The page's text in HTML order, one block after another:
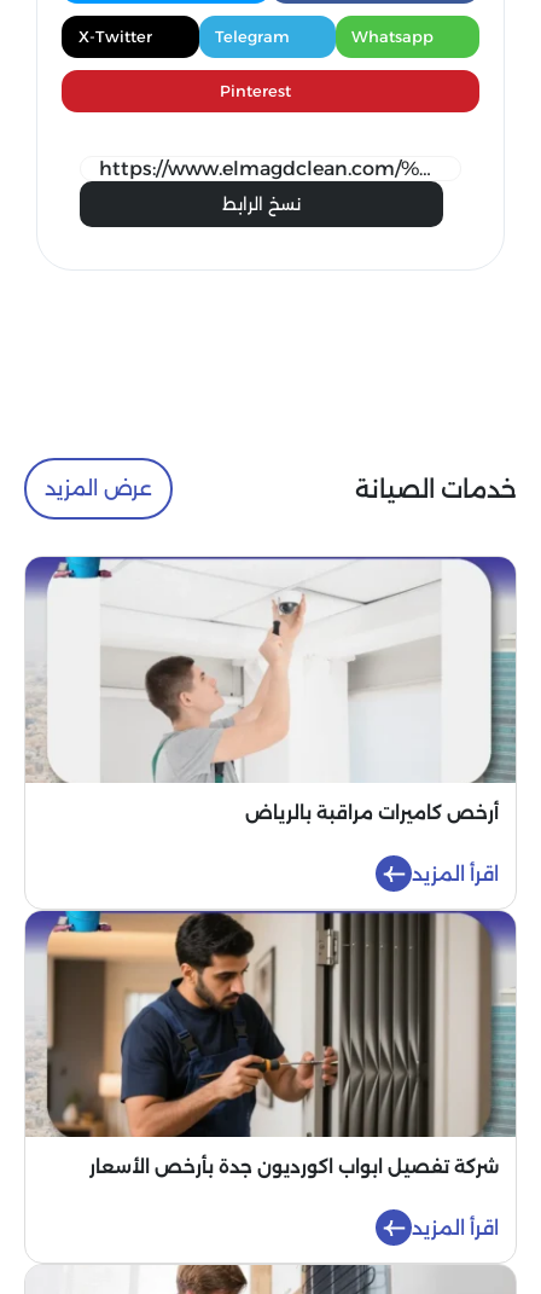
Whatsapp
Telegram
X-Twitter
Pinterest
نسخ الرابط
خدمات الصيانة عرض المزيد
أرخص كاميرات مراقبة بالرياض
اقرأ المزيد
شركة تفصيل ابواب اكورديون جدة بأرخص الأسعار
اقرأ المزيد